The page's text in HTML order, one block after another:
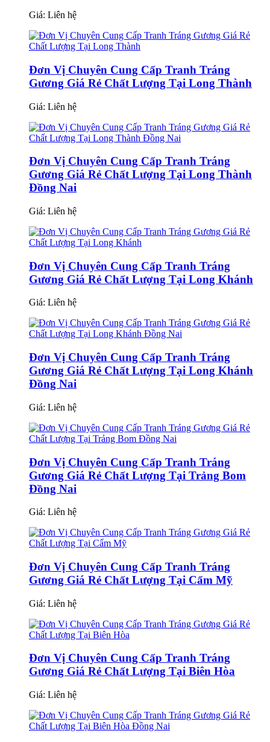
Giá: Liên hệ
Đơn Vị Chuyên Cung Cấp Tranh Tráng
Gương Giá Rẻ Chất Lượng Tại Long Thành
Giá: Liên hệ
Đơn Vị Chuyên Cung Cấp Tranh Tráng
Gương Giá Rẻ Chất Lượng Tại Long Thành
Đồng Nai
Giá: Liên hệ
Đơn Vị Chuyên Cung Cấp Tranh Tráng
Gương Giá Rẻ Chất Lượng Tại Long Khánh
Giá: Liên hệ
Đơn Vị Chuyên Cung Cấp Tranh Tráng
Gương Giá Rẻ Chất Lượng Tại Long Khánh
Đồng Nai
Giá: Liên hệ
Đơn Vị Chuyên Cung Cấp Tranh Tráng
Gương Giá Rẻ Chất Lượng Tại Trảng Bom
Đồng Nai
Giá: Liên hệ
Đơn Vị Chuyên Cung Cấp Tranh Tráng
Gương Giá Rẻ Chất Lượng Tại Cẩm Mỹ
Giá: Liên hệ
Đơn Vị Chuyên Cung Cấp Tranh Tráng
Gương Giá Rẻ Chất Lượng Tại Biên Hòa
Giá: Liên hệ